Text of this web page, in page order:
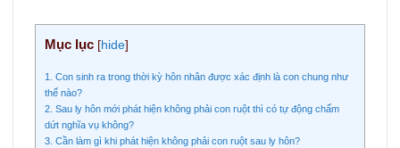
Mục lục [hide]
1. Con sinh ra trong thời kỳ hôn nhân được xác định là con chung như
thế nào?
2. Sau ly hôn mới phát hiện không phải con ruột thì có tự động chấm
dứt nghĩa vụ không?
3. Cần làm gì khi phát hiện không phải con ruột sau ly hôn?